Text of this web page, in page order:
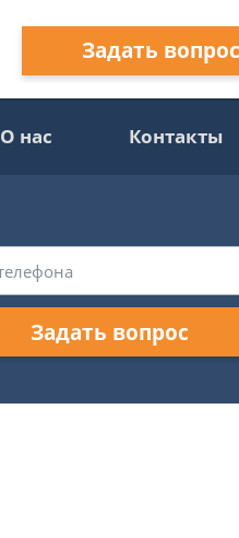
Задать вопрос
О нас Контакты
Задать вопрос